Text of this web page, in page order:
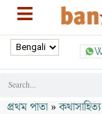
প্রথম পাতা »কথাসাহিত্য